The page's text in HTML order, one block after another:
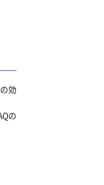
効
の